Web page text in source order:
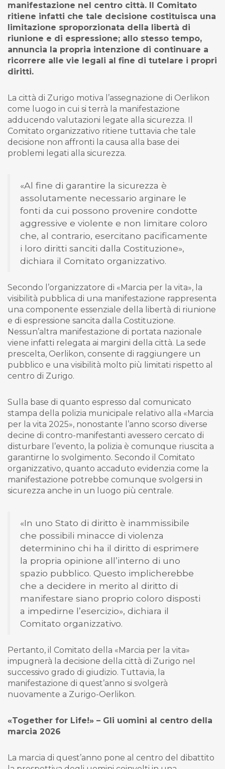
manifestazione nel centro città. Il Comitato
ritiene infatti che tale decisione costituisca una
limitazione sproporzionata della libertà di
riunione e di espressione; allo stesso tempo,
annuncia la propria intenzione di continuare a
ricorrere alle vie legali al fine di tutelare i propri
diritti.
La città di Zurigo motiva l’assegnazione di Oerlikon
come luogo in cui si terrà la manifestazione
adducendo valutazioni legate alla sicurezza. Il
Comitato organizzativo ritiene tuttavia che tale
decisione non affronti la causa alla base dei
problemi legati alla sicurezza.
«Al fine di garantire la sicurezza è
assolutamente necessario arginare le
fonti da cui possono provenire condotte
aggressive e violente e non limitare coloro
che, al contrario, esercitano pacificamente
i loro diritti sanciti dalla Costituzione»,
dichiara il Comitato organizzativo.
Secondo l’organizzatore di «Marcia per la vita», la
visibilità pubblica di una manifestazione rappresenta
una componente essenziale della libertà di riunione
e di espressione sancita dalla Costituzione.
Nessun’altra manifestazione di portata nazionale
viene infatti relegata ai margini della città. La sede
prescelta, Oerlikon, consente di raggiungere un
pubblico e una visibilità molto più limitati rispetto al
centro di Zurigo.
Sulla base di quanto espresso dal comunicato
stampa della polizia municipale relativo alla «Marcia
per la vita 2025», nonostante l’anno scorso diverse
decine di contro-manifestanti avessero cercato di
disturbare l’evento, la polizia è comunque riuscita a
garantirne lo svolgimento. Secondo il Comitato
organizzativo, quanto accaduto evidenzia come la
manifestazione potrebbe comunque svolgersi in
sicurezza anche in un luogo più centrale.
«In uno Stato di diritto è inammissibile
che possibili minacce di violenza
determinino chi ha il diritto di esprimere
la propria opinione all’interno di uno
spazio pubblico. Questo implicherebbe
che a decidere in merito al diritto di
manifestare siano proprio coloro disposti
a impedirne l’esercizio», dichiara il
Comitato organizzativo.
Pertanto, il Comitato della «Marcia per la vita»
impugnerà la decisione della città di Zurigo nel
successivo grado di giudizio. Tuttavia, la
manifestazione di quest’anno si svolgerà
nuovamente a Zurigo-Oerlikon.
«Together for Life!» – Gli uomini al centro della
marcia 2026
La marcia di quest’anno pone al centro del dibattito